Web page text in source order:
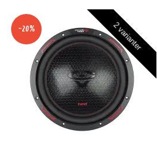
2 varianter
-20%